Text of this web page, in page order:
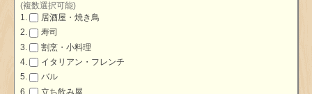
(複数選択可能)
居酒屋・焼き鳥
寿司
割烹・小料理
イタリアン・フレンチ
バル
立ち飲み屋